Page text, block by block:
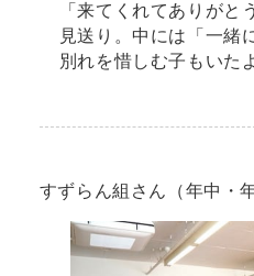
「来てくれてありがと
見送り。中には「一緒
別れを惜しむ子もいた
すずらん組さん（年中・年